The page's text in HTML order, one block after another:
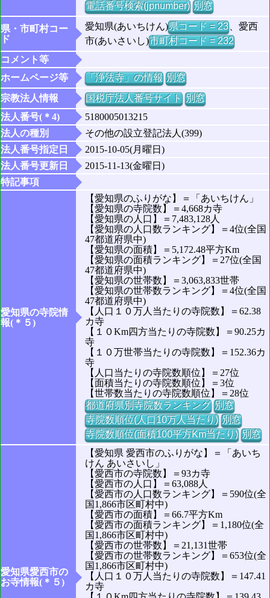
電話番号検索(jpnumber) 別窓
県・市町村コー
ド
愛知県(あいちけん)県コード = 23、愛西
市(あいさいし)市町村コード = 232
コメント等
ホームページ等
「浄法寺」の情報 別窓
宗教法人情報
国税庁法人番号サイト 別窓
法人番号(＊4)
5180005013215
法人の種別
その他の設立登記法人(399)
法人番号指定日
2015-10-05(月曜日)
法人番号更新日
2015-11-13(金曜日)
特記事項
愛知県の寺院情
報(＊５)
【愛知県のふりがな】＝「あいちけん」
【愛知県の寺院数】＝4,668カ寺
【愛知県の人口】＝7,483,128人
【愛知県の人口数ランキング】＝4位(全国
47都道府県中)
【愛知県の面積】＝5,172.48平方Km
【愛知県の面積ランキング】＝27位(全国
47都道府県中)
【愛知県の世帯数】＝3,063,833世帯
【愛知県の世帯数ランキング】＝4位(全国
47都道府県中)
【人口１０万人当たりの寺院数】＝62.38
カ寺
【１０Km四方当たりの寺院数】＝90.25カ
寺
【１０万世帯当たりの寺院数】＝152.36カ
寺
【人口当たりの寺院数順位】＝27位
【面積当たりの寺院数順位】＝3位
【世帯数当たりの寺院数順位】＝28位
都道府県別寺院数ランキング 別窓
寺院数順位(人口10万人当たり) 別窓
寺院数順位(面積100平方Km当たり) 別窓
愛知県愛西市の
お寺情報(＊５)
【愛知県 愛西市のふりがな】＝「あいち
けん あいさいし」
【愛西市の寺院数】＝93カ寺
【愛西市の人口】＝63,088人
【愛西市の人口数ランキング】＝590位(全
国1,866市区町村中)
【愛西市の面積】＝66.7平方Km
【愛西市の面積ランキング】＝1,180位(全
国1,866市区町村中)
【愛西市の世帯数】＝21,131世帯
【愛西市の世帯数ランキング】＝653位(全
国1,866市区町村中)
【人口１０万人当たりの寺院数】＝147.41
カ寺